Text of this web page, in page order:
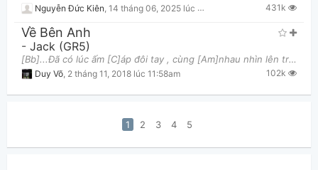
Nguyễn Đức Kiên 14 tháng 06, 2025 lúc 03:35pm 431k
Về Bên Anh
- Jack (GR5)
[Bb]...Đã có lúc ấm [C]áp đôi tay , cùng [Am]nhau nhìn lên trời [Dm]cao [Bb]...Đến phút cuối em [C
Duy Võ 2 tháng 11, 2018 lúc 11:58am 102k
1 2 3 4 5